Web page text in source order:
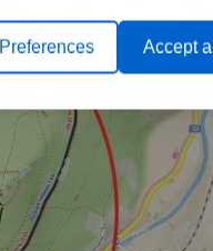
Preferences Accept all